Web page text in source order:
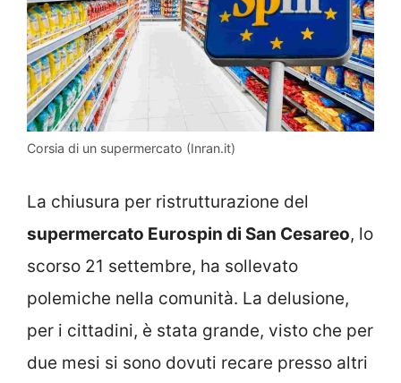
Corsia di un supermercato (Inran.it)
La chiusura per ristrutturazione del
supermercato Eurospin di San Cesareo, lo
scorso 21 settembre, ha sollevato
polemiche nella comunità. La delusione,
per i cittadini, è stata grande, visto che per
due mesi si sono dovuti recare presso altri